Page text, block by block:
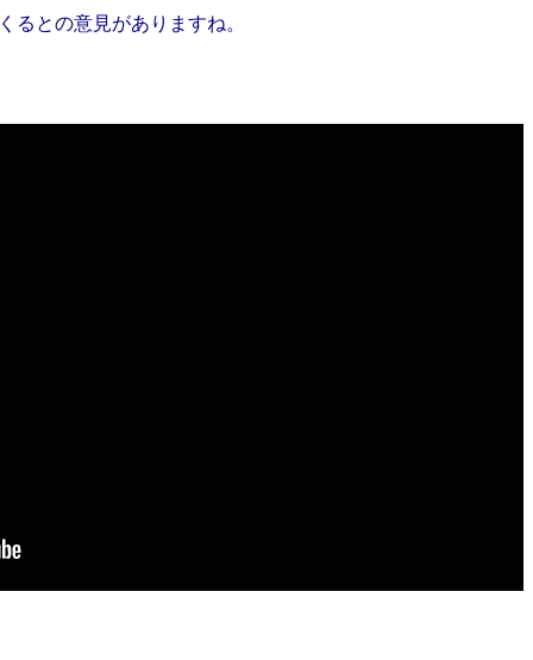
るとの意見がありますね。